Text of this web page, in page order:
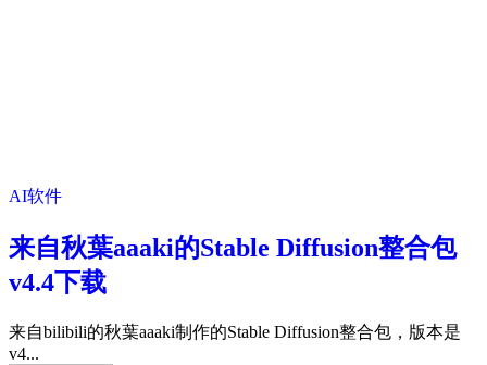
AI软件
来自秋葉aaaki的Stable Diffusion整合包
v4.4下载
来自bilibili的秋葉aaaki制作的Stable Diffusion整合包，版本是
v4...